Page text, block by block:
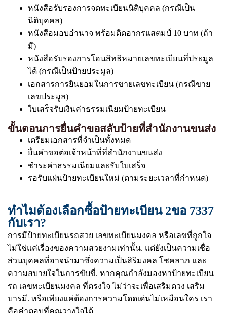
หนังสือรับรองการจดทะเบียนนิติบุคคล (กรณีเป็น
นิติบุคคล)
หนังสือมอบอำนาจ พร้อมติดอากรแสตมป์ 10 บาท (ถ้า
มี)
หนังสือรับรองการโอนสิทธิหมายเลขทะเบียนที่ประมูล
ได้ (กรณีเป็นป้ายประมูล)
เอกสารการยินยอมในการขายเลขทะเบียน (กรณีขาย
เลขประมูล)
ใบเสร็จรับเงินค่าธรรมเนียมป้ายทะเบียน
ขั้นตอนการยื่นคำขอสลับป้ายที่สำนักงานขนส่ง
เตรียมเอกสารที่จำเป็นทั้งหมด
ยื่นคำขอต่อเจ้าหน้าที่ที่สำนักงานขนส่ง
ชำระค่าธรรมเนียมและรับใบเสร็จ
รอรับแผ่นป้ายทะเบียนใหม่ (ตามระยะเวลาที่กำหนด)
ทำไมต้องเลือกซื้อป้ายทะเบียน 2ขอ 7337
กับเรา?
การมีป้ายทะเบียนรถสวย เลขทะเบียนมงคล หรือเลขที่ถูกใจ
ไม่ใช่แค่เรื่องของความสวยงามเท่านั้น. แต่ยังเป็นความเชื่อ
ส่วนบุคคลที่อาจนำมาซึ่งความเป็นสิริมงคล โชคลาภ และ
ความสบายใจในการขับขี่. หากคุณกำลังมองหาป้ายทะเบียน
รถ เลขทะเบียนมงคล ที่ตรงใจ ไม่ว่าจะเพื่อเสริมดวง เสริม
บารมี. หรือเพียงแค่ต้องการความโดดเด่นไม่เหมือนใคร เรา
คือคำตอบที่คุณวางใจได้